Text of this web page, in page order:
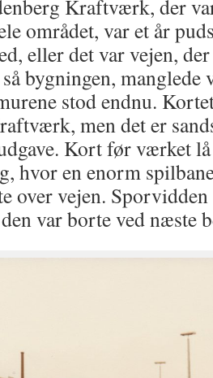
Kraftværk, der
området, var et år
eller det var vejen,
bygningen, manglede
stod endnu.
men det er
Kort før værket lå
hvor en enorm
over vejen.
var borte ved næste